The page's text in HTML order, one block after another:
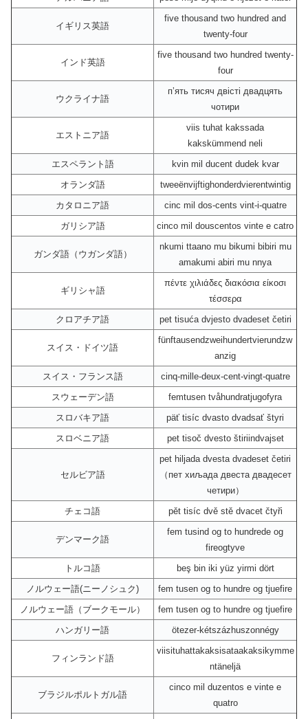
イギリス英語
five thousand two hundred and
twenty-four
インド英語
five thousand two hundred twenty-
four
ウクライナ語
пʼять тисяч двісті двадцять
чотири
エストニア語
viis tuhat kakssada
kakskümmend neli
エスペラント語
kvin mil ducent dudek kvar
オランダ語
tweeënvijftighonderdvierentwintig
カタロニア語
cinc mil dos-cents vint-i-quatre
ガリシア語
cinco mil douscentos vinte e catro
ガンダ語（ウガンダ語）
nkumi ttaano mu bikumi bibiri mu
amakumi abiri mu nnya
ギリシャ語
πέντε χιλιάδες διακόσια είκοσι
τέσσερα
クロアチア語
pet tisuća dvjesto dvadeset četiri
スイス・ドイツ語
fünftausendzweihundertvierundzw
anzig
スイス・フランス語
cinq-mille-deux-cent-vingt-quatre
スウェーデン語
femtusen tvåhundratjugofyra
スロバキア語
päť tisíc dvasto dvadsať štyri
スロベニア語
pet tisoč dvesto štiriindvajset
セルビア語
pet hiljada dvesta dvadeset četiri
（пет хиљада двеста двадесет
четири）
チェコ語
pět tisíc dvě stě dvacet čtyři
デンマーク語
fem tusind og to hundrede og
fireogtyve
トルコ語
beş bin iki yüz yirmi dört
ノルウェー語(ニーノシュク)
fem tusen og to hundre og tjuefire
ノルウェー語（ブークモール）
fem tusen og to hundre og tjuefire
ハンガリー語
ötezer-kétszázhuszonnégy
フィンランド語
viisituhattakaksisataakaksikymme
ntäneljä
ブラジルポルトガル語
cinco mil duzentos e vinte e
quatro